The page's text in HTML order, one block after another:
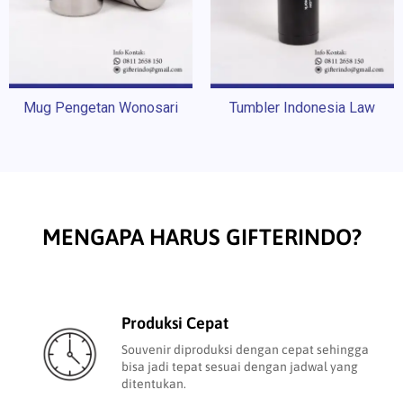
Mug Pengetan Wonosari Tumbler Indonesia Law
MENGAPA HARUS GIFTERINDO?
Produksi Cepat
Souvenir diproduksi dengan cepat sehingga
bisa jadi tepat sesuai dengan jadwal yang
ditentukan.